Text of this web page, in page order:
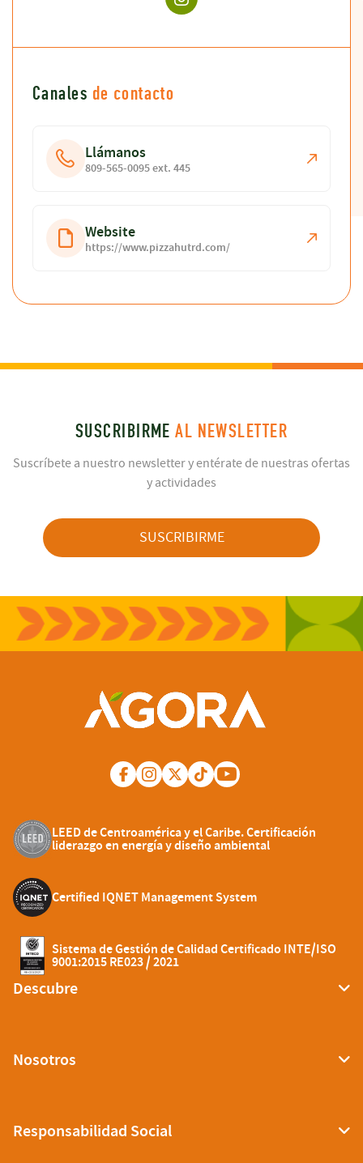
Canales de contacto
Llámanos
809-565-0095 ext. 445
Website
https://www.pizzahutrd.com/
SUSCRIBIRMEAL NEWSLETTER
Suscríbete a nuestro newsletter y entérate de nuestras ofertas
y actividades
SUSCRIBIRME
LEED de Centroamérica y el Caribe. Certificación
liderazgo en energía y diseño ambiental
Certified IQNET Management System
Sistema de Gestión de Calidad Certificado INTE/ISO
9001:2015 RE023 / 2021
Descubre
Nosotros
Responsabilidad Social